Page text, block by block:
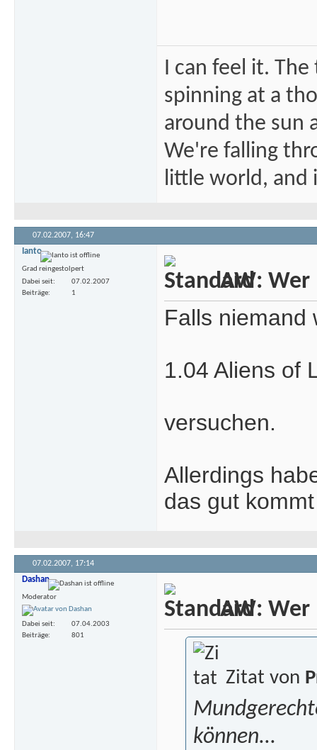
I can feel it.
spinning at a
around the sun
We're falling
little world, and
07.02.2007, 16:47
Ianto
Grad reingestolpert
Dabei seit
07.02.2007
Beiträge
1 AW: Wer
Falls niemand
1.04 Aliens of
versuchen.
Allerdings
das gut kommt
07.02.2007, 17:14
Dashan
Moderator
Dabei seit
07.04.2003
Beiträge
801
AW: Wer
Zitat von
können...